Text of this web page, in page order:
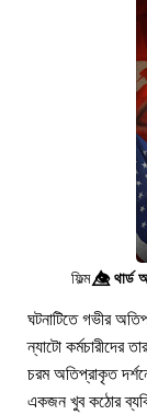
ফিল্ম👁️⃤থার্ড
ঘটনাটিতে গভীর
ন্যাটো কর্মচারীদের
চরম অতিপ্রাকৃত
একজন খুব কঠোর